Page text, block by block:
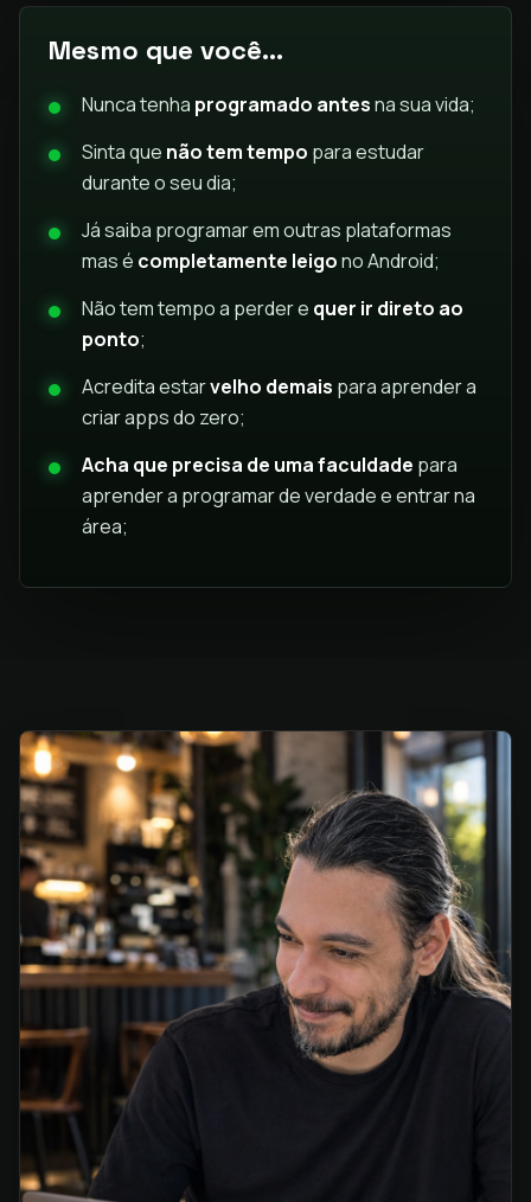
Mesmo que você...
Nunca tenha programado antesna sua vida;
Sinta que não tem tempo para estudar
durante o seu dia;
Já saiba programar em outras plataformas
mas é completamente leigono Android;
Não tem tempo a perder e quer ir direto ao
ponto;
Acredita estarvelho demais para aprender a
criar apps do zero;
Acha que precisa de uma faculdade para
aprender a programar de verdade e entrar na
área;